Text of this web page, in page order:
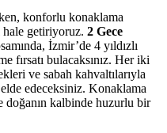
konforlu konaklama
getiriyoruz. 2 Gece
İzmir’de 4 yıldızlı
fırsatı bulacaksınız. Her iki
ve sabah kahvaltılarıyla
edeceksiniz. Konaklama
doğanın kalbinde huzurlu bir